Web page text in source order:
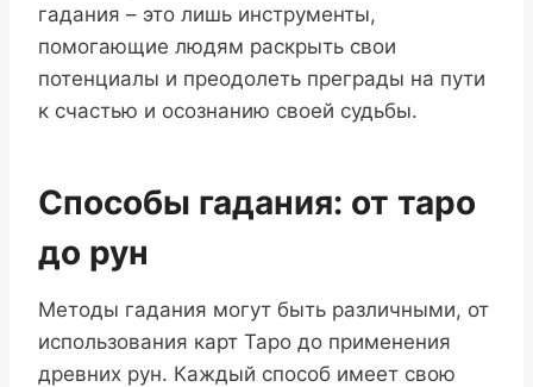
гадания – это лишь инструменты,
помогающие людям раскрыть свои
потенциалы и преодолеть преграды на пути
к счастью и осознанию своей судьбы.
Способы гадания: от таро
до рун
Методы гадания могут быть различными, от
использования карт Таро до применения
древних рун. Каждый способ имеет свою